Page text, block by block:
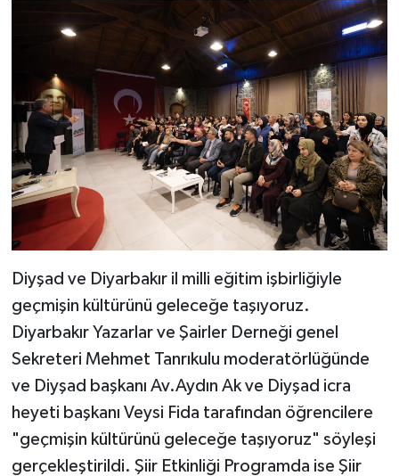
Diyşad ve Diyarbakır il milli eğitim işbirliğiyle
geçmişin kültürünü geleceğe taşıyoruz.
Diyarbakır Yazarlar ve Şairler Derneği genel
Sekreteri Mehmet Tanrıkulu moderatörlüğünde
ve Diyşad başkanı Av.Aydın Ak ve Diyşad icra
heyeti başkanı Veysi Fida tarafından öğrencilere
"geçmişin kültürünü geleceğe taşıyoruz" söyleşi
gerçekleştirildi. Şiir Etkinliği Programda ise Şiir